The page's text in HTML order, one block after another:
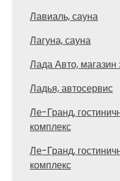
Лавиаль, сауна
Лагуна, сауна
Лада Авто, магазин
Ладья, автосервис
Ле-Гранд,
комплекс
Ле-Гранд,
комплекс